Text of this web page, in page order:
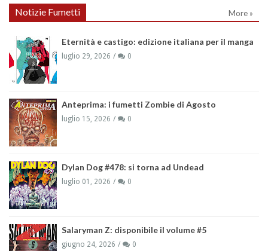
Notizie Fumetti More »
Eternità e castigo: edizione italiana per il manga
luglio 29, 2026 0
Anteprima: i fumetti Zombie di Agosto
luglio 15, 2026 0
Dylan Dog #478: si torna ad Undead
luglio 01, 2026 0
Salaryman Z: disponibile il volume #5
giugno 24, 2026 0